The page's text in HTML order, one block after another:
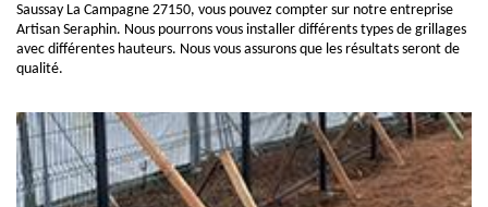
Saussay La Campagne 27150, vous pouvez compter sur notre entreprise
Artisan Seraphin. Nous pourrons vous installer différents types de grillages
avec différentes hauteurs. Nous vous assurons que les résultats seront de
qualité.